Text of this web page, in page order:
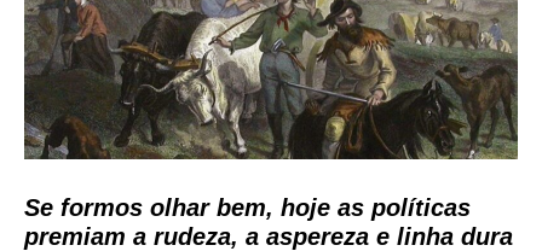
Se formos olhar bem, hoje as políticas
premiam a rudeza, a aspereza e linha dura